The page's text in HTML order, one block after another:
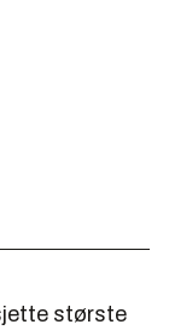
største